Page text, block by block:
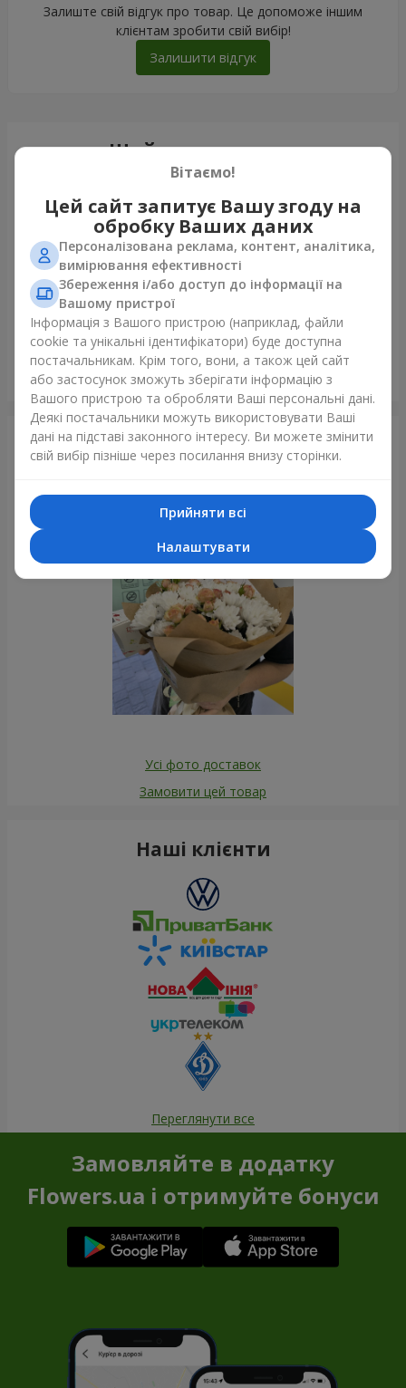
Залиште свій відгук про товар. Це допоможе іншим
клієнтам зробити свій вибір!
Залишити відгук
Щойно доставили
Гігантський бежевий ведмедик і 25 червоних троянд
Дніпро
Фотогалерея
Усі фото доставок
Замовити цей товар
Наші клієнти
Переглянути все
Замовляйте в додатку
Flowers.ua і отримуйте бонуси
Вітаємо!
Цей сайт запитує Вашу згоду на
обробку Ваших даних
Персоналізована реклама, контент, аналітика,
вимірювання ефективності
Збереження і/або доступ до інформації на
Вашому пристрої
Інформація з Вашого пристрою (наприклад, файли
cookie та унікальні ідентифікатори) буде доступна
постачальникам. Крім того, вони, а також цей сайт
або застосунок зможуть зберігати інформацію з
Вашого пристрою та обробляти Ваші персональні дані.
Деякі постачальники можуть використовувати Ваші
дані на підставі законного інтересу. Ви можете змінити
свій вибір пізніше через посилання внизу сторінки.
Прийняти всі
Налаштувати